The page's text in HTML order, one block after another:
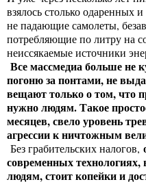
взялось столько одаренных
не падающие самолеты,
потребляющие по литру на
неиссякаемые источники
Все массмедиа больше не
погоню за понтами, не
вещают только о том, что
нужно людям. Такое
месяцев, свело уровень
агрессии к ничтожным
Без грабительских налогов,
современных технологиях,
людям, стоит копейки и